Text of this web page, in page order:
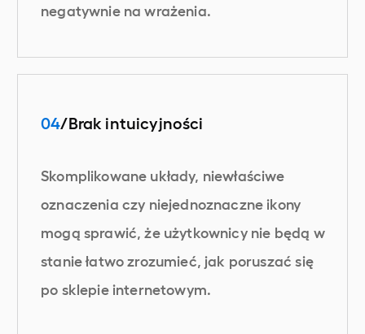
negatywnie na wrażenia.
04/Brak intuicyjności
Skomplikowane układy, niewłaściwe
oznaczenia czy niejednoznaczne ikony
mogą sprawić, że użytkownicy nie będą w
stanie łatwo zrozumieć, jak poruszać się
po sklepie internetowym.